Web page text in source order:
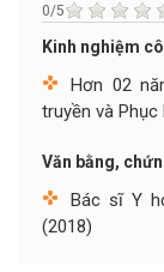
0/5
Kinh nghiệm
Hơn 02
truyền và
Văn bằng,
Bác sĩ Y
(2018)